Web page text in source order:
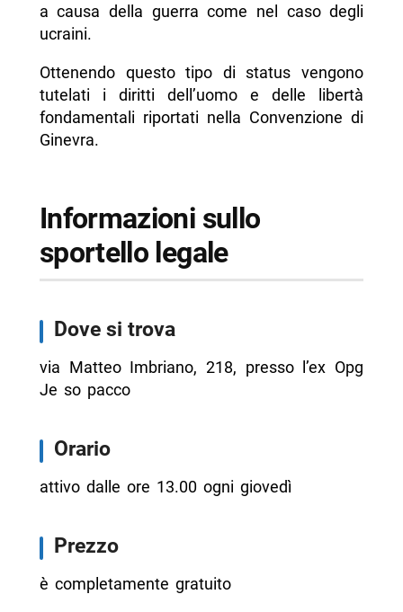
a causa della guerra come nel caso degli
ucraini.
Ottenendo questo tipo di status vengono
tutelati i diritti dell’uomo e delle libertà
fondamentali riportati nella Convenzione di
Ginevra.
Informazioni sullo
sportello legale
Dove si trova
via Matteo Imbriano, 218, presso l’ex Opg
Je so pacco
Orario
attivo dalle ore 13.00 ogni giovedì
Prezzo
è completamente gratuito